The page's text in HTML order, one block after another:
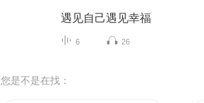
遇见自己遇见幸福
6 26
您是不是在找：